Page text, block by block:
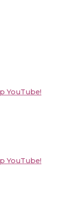
YouTube!
YouTube!